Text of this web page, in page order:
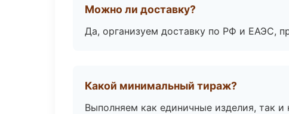
Можно ли доставку?
Да, организуем доставку по РФ и ЕАЭС,
Какой минимальный тираж?
Выполняем как единичные изделия, так